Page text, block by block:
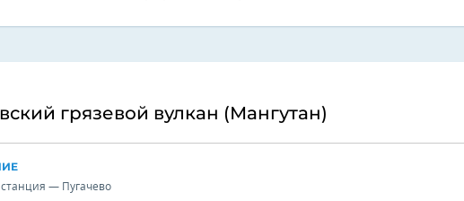
грязевой вулкан (Мангутан)
— Пугачево